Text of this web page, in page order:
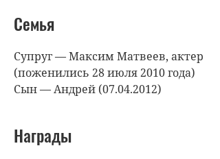
Семья
Супруг — Максим Матвеев, актер
(поженились 28 июля 2010 года)
Сын — Андрей (07.04.2012)
Награды